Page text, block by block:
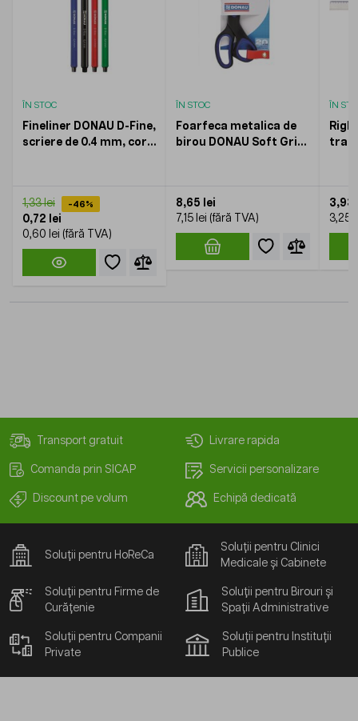
ÎN STOC
Fineliner DONAU D-Fine,
scriere de 0.4 mm, corp
1,33 lei -46%
0,72 lei
0,60 lei
ÎN STOC
Foarfeca metalica de
birou DONAU Soft Grip,
8,65 lei
7,15 lei
ÎN
3,93
3,25
Transport gratuit Livrare rapida
Comanda prin SICAP Servicii personalizare
Discount pe volum Echipă dedicată
Soluții pentru HoReCa
Soluții pentru Clinici
Medicale și Cabinete
Soluții pentru Firme de
Curățenie
Soluții pentru Birouri și
Spații Administrative
Soluții pentru Companii
Private
Soluții pentru Instituții
Publice